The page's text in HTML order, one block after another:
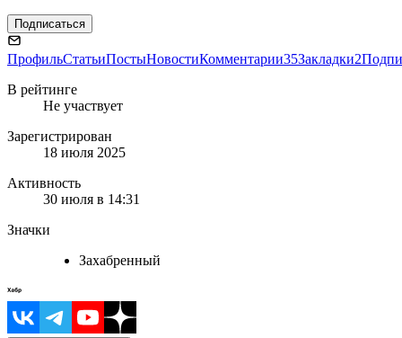
Подписаться
ПрофильСтатьиПостыНовостиКомментарии35Закладки2
В рейтинге
Не участвует
Зарегистрирован
18 июля 2025
Активность
30 июля в 14:31
Значки
Захабренный